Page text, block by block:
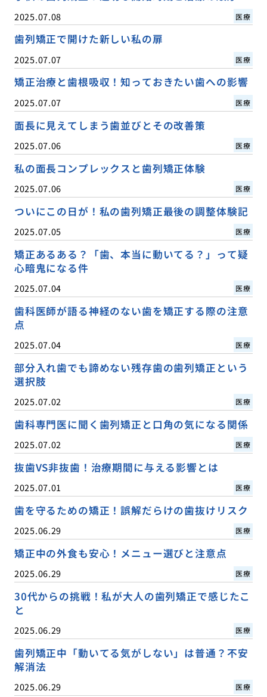
2025.07.08 医療
歯列矯正で開けた新しい私の扉
2025.07.07 医療
矯正治療と歯根吸収！知っておきたい歯への影響
2025.07.07 医療
面長に見えてしまう歯並びとその改善策
2025.07.06 医療
私の面長コンプレックスと歯列矯正体験
2025.07.06 医療
ついにこの日が！私の歯列矯正最後の調整体験記
2025.07.05 医療
矯正あるある？「歯、本当に動いてる？」って疑
心暗鬼になる件
2025.07.04 医療
歯科医師が語る神経のない歯を矯正する際の注意
点
2025.07.04 医療
部分入れ歯でも諦めない残存歯の歯列矯正という
選択肢
2025.07.02 医療
歯科専門医に聞く歯列矯正と口角の気になる関係
2025.07.02 医療
抜歯VS非抜歯！治療期間に与える影響とは
2025.07.01 医療
歯を守るための矯正！誤解だらけの歯抜けリスク
2025.06.29 医療
矯正中の外食も安心！メニュー選びと注意点
2025.06.29 医療
30代からの挑戦！私が大人の歯列矯正で感じたこ
と
2025.06.29 医療
歯列矯正中「動いてる気がしない」は普通？不安
解消法
2025.06.29 医療